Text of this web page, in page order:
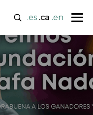
.es .ca .en